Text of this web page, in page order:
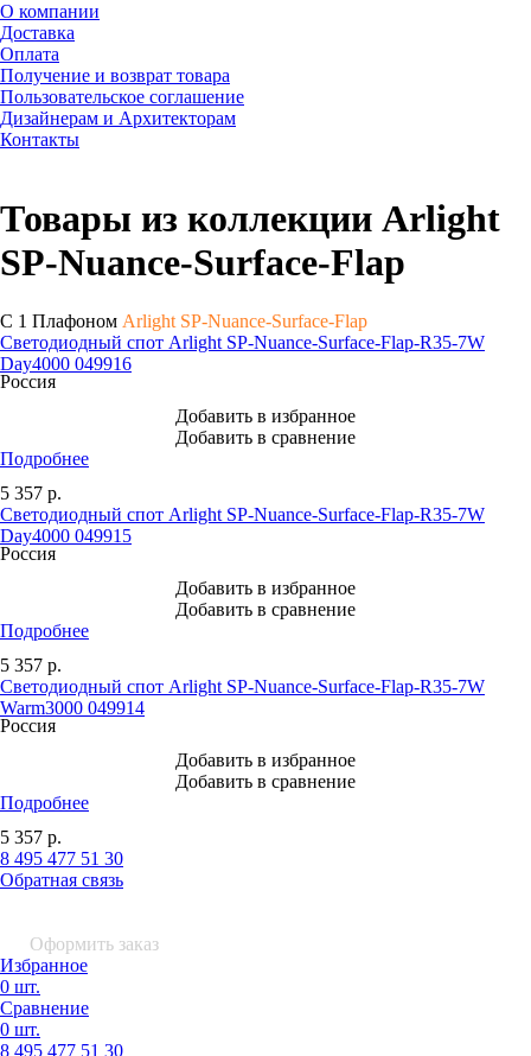
О компании
Доставка
Оплата
Получение и возврат товара
Пользовательское соглашение
Дизайнерам и Архитекторам
Контакты
Товары из коллекции Arlight
SP-Nuance-Surface-Flap
С 1 Плафоном Arlight SP-Nuance-Surface-Flap
Светодиодный спот Arlight SP-Nuance-Surface-Flap-R35-7W
Day4000 049916
Россия
Добавить в избранное
Добавить в сравнение
Подробнее
5 357 р.
Светодиодный спот Arlight SP-Nuance-Surface-Flap-R35-7W
Day4000 049915
Россия
Добавить в избранное
Добавить в сравнение
Подробнее
5 357 р.
Светодиодный спот Arlight SP-Nuance-Surface-Flap-R35-7W
Warm3000 049914
Россия
Добавить в избранное
Добавить в сравнение
Подробнее
5 357 р.
8 495 477 51 30
Обратная связь
Оформить заказ
Избранное
0 шт.
Сравнение
0 шт.
8 495 477 51 30